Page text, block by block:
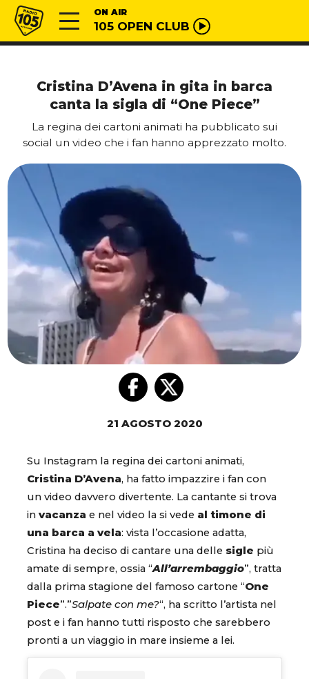
Vai al contenuto
Radio 105 ON AIR
105 OPEN CLUB
Cristina D’Avena in gita in barca
canta la sigla di “One Piece”
La regina dei cartoni animati ha pubblicato sui
social un video che i fan hanno apprezzato molto.
21 AGOSTO 2020
Su Instagram la regina dei cartoni animati,
Cristina D’Avena, ha fatto impazzire i fan con
un video davvero divertente. La cantante si trova
in vacanza e nel video la si vede al timone di
una barca a vela: vista l’occasione adatta,
Cristina ha deciso di cantare una delle sigle più
amate di sempre, ossia “All’arrembaggio”, tratta
dalla prima stagione del famoso cartone “One
Piece”.”Salpate con me?“, ha scritto l’artista nel
post e i fan hanno tutti risposto che sarebbero
pronti a un viaggio in mare insieme a lei.